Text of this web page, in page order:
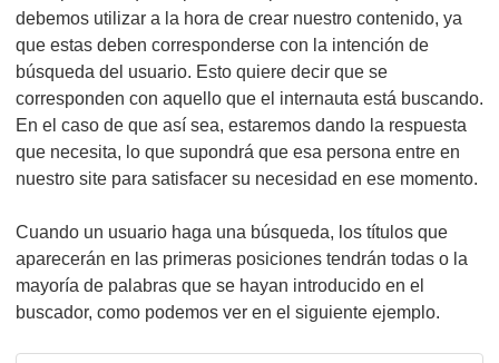
debemos utilizar a la hora de crear nuestro contenido, ya
que estas deben corresponderse con la intención de
búsqueda del usuario. Esto quiere decir que se
corresponden con aquello que el internauta está buscando.
En el caso de que así sea, estaremos dando la respuesta
que necesita, lo que supondrá que esa persona entre en
nuestro site para satisfacer su necesidad en ese momento.
Cuando un usuario haga una búsqueda, los títulos que
aparecerán en las primeras posiciones tendrán todas o la
mayoría de palabras que se hayan introducido en el
buscador, como podemos ver en el siguiente ejemplo.